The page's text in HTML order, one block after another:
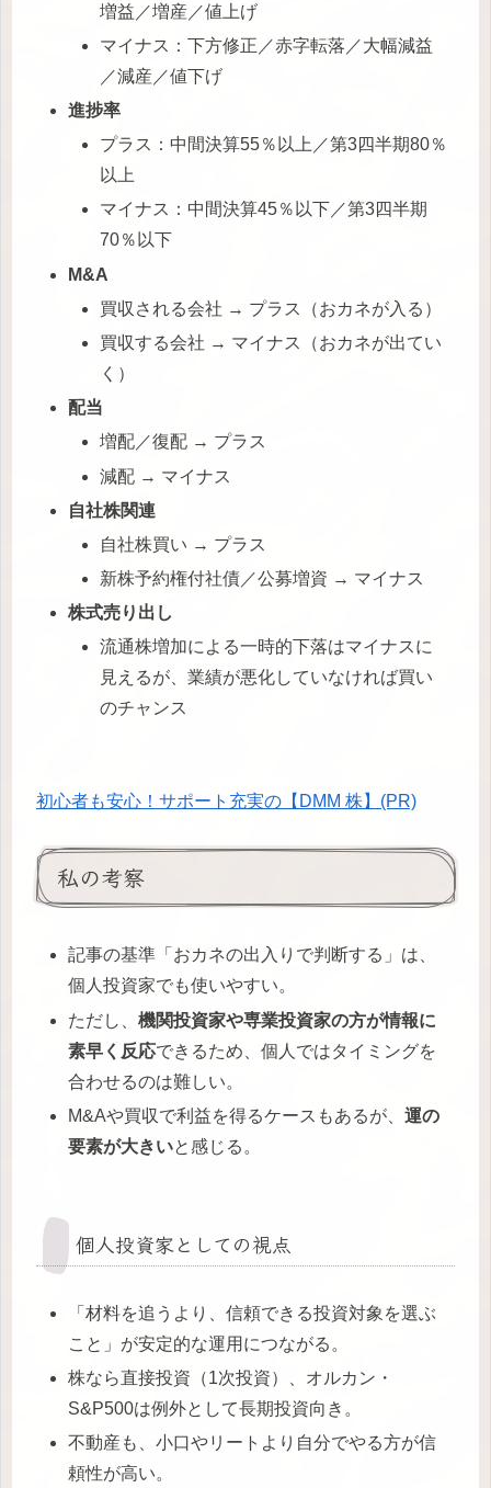
増益／増産／値上げ
マイナス：下方修正／赤字転落／大幅減益
／減産／値下げ
進捗率
プラス：中間決算55％以上／第3四半期80％
以上
マイナス：中間決算45％以下／第3四半期
70％以下
M&A
買収される会社 → プラス（おカネが入る）
買収する会社 → マイナス（おカネが出てい
く）
配当
増配／復配 → プラス
減配 → マイナス
自社株関連
自社株買い → プラス
新株予約権付社債／公募増資 → マイナス
株式売り出し
流通株増加による一時的下落はマイナスに
見えるが、業績が悪化していなければ買い
のチャンス
初心者も安心！サポート充実の【DMM 株】(PR)
私の考察
記事の基準「おカネの出入りで判断する」は、
個人投資家でも使いやすい。
ただし、機関投資家や専業投資家の方が情報に
素早く反応できるため、個人ではタイミングを
合わせるのは難しい。
M&Aや買収で利益を得るケースもあるが、運の
要素が大きいと感じる。
個人投資家としての視点
「材料を追うより、信頼できる投資対象を選ぶ
こと」が安定的な運用につながる。
株なら直接投資（1次投資）、オルカン・
S&P500は例外として長期投資向き。
不動産も、小口やリートより自分でやる方が信
頼性が高い。